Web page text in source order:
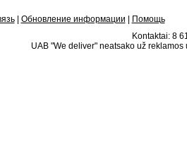
| Обновление информации
Помощь
Kontaktai: 8
UAB "We deliver" neatsako už